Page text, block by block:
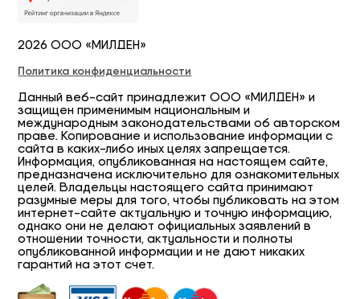
2026 ООО «МИЛДЕН»
Политика конфиденциальности
Данный веб-сайт принадлежит ООО «МИЛДЕН» и
защищен применимым национальным и
международным законодательствами об авторском
праве. Копирование и использование информации с
сайта в каких-либо иных целях запрещается.
Информация, опубликованная на настоящем сайте,
предназначена исключительно для ознакомительных
целей. Владельцы настоящего сайта принимают
разумные меры для того, чтобы публиковать на этом
интернет-сайте актуальную и точную информацию,
однако они не делают официальных заявлений в
отношении точности, актуальности и полноты
опубликованной информации и не дают никаких
гарантий на этот счет.